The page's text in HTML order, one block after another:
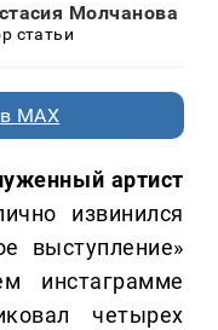
Молчанова
статьи
MAX
артист
извинился
выступление»
инстаграмме
четырех